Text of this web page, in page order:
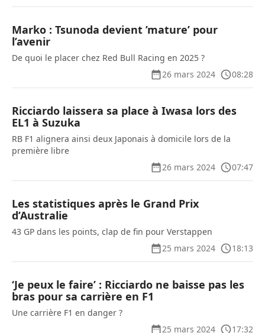
Marko : Tsunoda devient ’mature’ pour
l’avenir
De quoi le placer chez Red Bull Racing en 2025 ?
26 mars 2024
08:28
Ricciardo laissera sa place à Iwasa lors des
EL1 à Suzuka
RB F1 alignera ainsi deux Japonais à domicile lors de la
première libre
26 mars 2024
07:47
Les statistiques après le Grand Prix
d’Australie
43 GP dans les points, clap de fin pour Verstappen
25 mars 2024
18:13
‘Je peux le faire’ : Ricciardo ne baisse pas les
bras pour sa carrière en F1
Une carrière F1 en danger ?
25 mars 2024
17:32